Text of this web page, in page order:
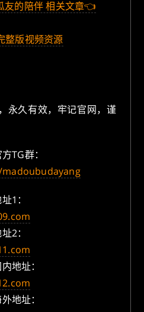
友的陪伴 相关文章👈
整版视频资源
永久有效，牢记官网，谨
TG群：
1：
2：
地址：
地址：